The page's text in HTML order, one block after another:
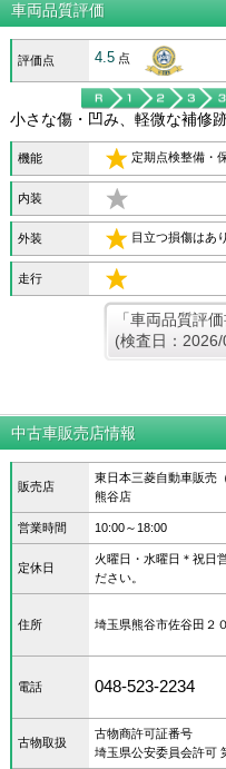
車両品質評価
評価点 4.5 点
小さな傷・凹み、軽微な補修
機能 定期点検整備・
内装
外装 目立つ損傷はあ
走行
「車両品質評
(検査日：
中古車販売店情報
販売店
東日本三菱自動車販売（
熊谷店
営業時間 10:00～18:00
定休日
火曜日・水曜日＊祝日
ださい。
住所 埼玉県熊谷市佐谷田２
電話 048-523-2234
古物取扱
古物商許可証番号
埼玉県公安委員会許可